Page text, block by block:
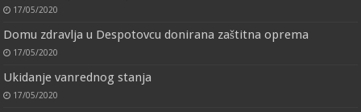
17/05/2020
Domu zdravlja u Despotovcu donirana zaštitna oprema
17/05/2020
Ukidanje vanrednog stanja
17/05/2020